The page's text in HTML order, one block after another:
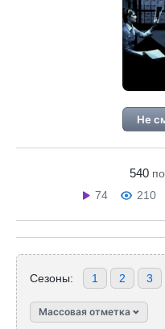
Не
540
74
210
Сезоны: 1 2 3
Массовая отметка